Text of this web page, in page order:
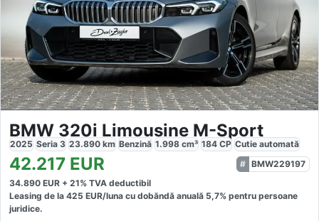
BMW 320i Limousine M-Sport
2025 Seria 3 23.890 km Benzină 1.998 cm³ 184 CP Cutie automată
42.217 EUR
BMW229197
34.890 EUR + 21% TVA deductibil
Leasing de la 425 EUR/luna cu dobăndă anuală 5,7% pentru persoane
juridice.